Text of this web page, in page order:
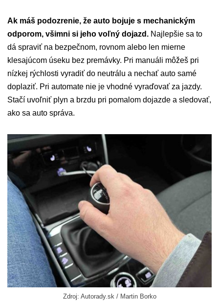
Ak máš podozrenie, že auto bojuje s mechanickým
odporom, všimni si jeho voľný dojazd. Najlepšie sa to
dá spraviť na bezpečnom, rovnom alebo len mierne
klesajúcom úseku bez premávky. Pri manuáli môžeš pri
nízkej rýchlosti vyradiť do neutrálu a nechať auto samé
doplaziť. Pri automate nie je vhodné vyraďovať za jazdy.
Stačí uvoľniť plyn a brzdu pri pomalom dojazde a sledovať,
ako sa auto správa.
Zdroj: Autorady.sk / Martin Borko